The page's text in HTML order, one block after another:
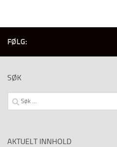
FØLG:
SØK
Søk
etter:
AKTUELT INNHOLD